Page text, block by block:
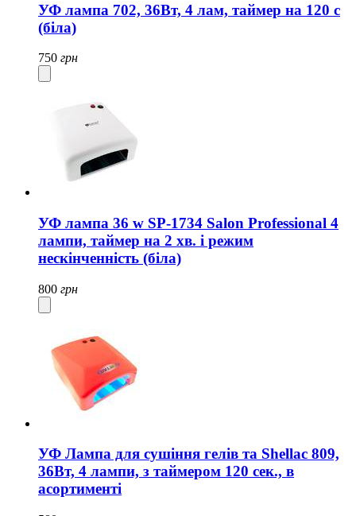
УФ лампа 702, 36Вт, 4 лам, таймер на 120 с
(біла)
750 грн
УФ лампа 36 w SP-1734 Salon Professional 4
лампи, таймер на 2 хв. і режим
нескінченність (біла)
800 грн
УФ Лампа для сушіння гелів та Shellac 809,
36Вт, 4 лампи, з таймером 120 сек., в
асортименті